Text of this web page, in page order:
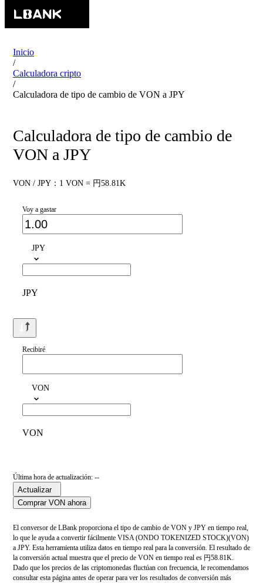
Inicio
/
Calculadora cripto
/
Calculadora de tipo de cambio de VON a JPY
Calculadora de tipo de cambio de
VON a JPY
VON / JPY：1 VON = 円58.81K
Voy a gastar
JPY
JPY
Recibiré
VON
VON
Última hora de actualización: --
Actualizar
Comprar VON ahora
El conversor de LBank proporciona el tipo de cambio de VON y JPY en tiempo real,
lo que le ayuda a convertir fácilmente VISA (ONDO TOKENIZED STOCK)(VON)
a JPY. Esta herramienta utiliza datos en tiempo real para la conversión. El resultado de
la conversión actual muestra que el precio de VON en tiempo real es 円58.81K.
Dado que los precios de las criptomonedas fluctúan con frecuencia, le recomendamos
consultar esta página antes de operar para ver los resultados de conversión más